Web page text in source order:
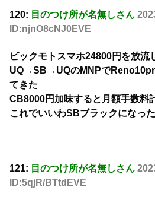
120: 目のつけ所が名無しさん
ID:njnO8cNJ0EVE
ビックモトスマホ24800円を放流
UQ→SB→UQのMNPで
てきた
CB8000円加味すると月額手数料
これでいいわSBブラックになっ
121: 目のつけ所が名無しさん
ID:5qjR/BTtdEVE